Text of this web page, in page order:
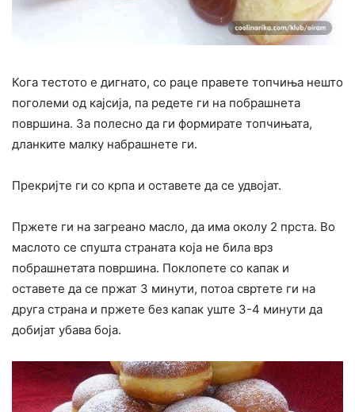
Кога тестото е дигнато, со раце правете топчиња нешто
поголеми од кајсија, па редете ги на побрашнета
површина. За полесно да ги формирате топчињата,
дланките малку набрашнете ги.
Прекријте ги со крпа и оставете да се удвојат.
Пржете ги на загреано масло, да има околу 2 прста. Во
маслото се спушта страната која не била врз
побрашнетата површина. Поклопете со капак и
оставете да се пржат 3 минути, потоа свртете ги на
друга страна и пржете без капак уште 3-4 минути да
добијат убава боја.